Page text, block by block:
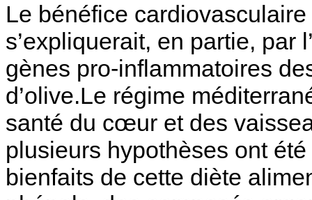
Le bénéfice
s’expliquerait, en partie, par
gènes pro-inflammatoires
d’olive.Le régime
santé du cœur et des
plusieurs hypothèses ont
bienfaits de cette diète